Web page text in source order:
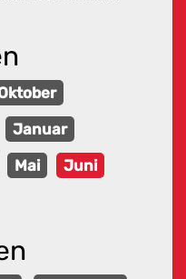
Januar
Mai
Juni